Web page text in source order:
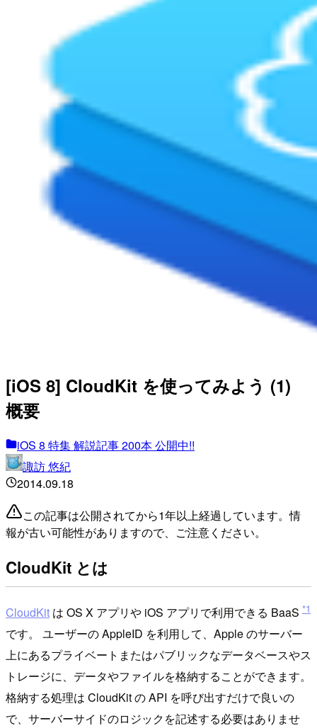
[iOS 8] CloudKit を使ってみよう (1)
概要
iOS 8 特集 解説記事 200本 公開中!!
諏訪 悠紀
2014.09.18
この記事は公開されてから1年以上経過しています。情
報が古い可能性がありますので、ご注意ください。
CloudKit とは
CloudKit は OS X アプリや iOS アプリで利用できる BaaS *1
です。 ユーザーの AppleID を利用して、Apple のサーバー
上にあるプライベートまたはパブリックなデータベースやス
トレージに、データやファイルを格納することができます。
格納する処理は CloudKit の API を呼び出すだけで良いの
で、サーバーサイドのロジックを記述する必要はありませ